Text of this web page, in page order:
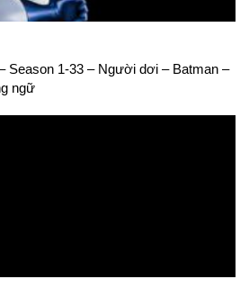
Season 1-33 – Người dơi – Batman –
ngữ